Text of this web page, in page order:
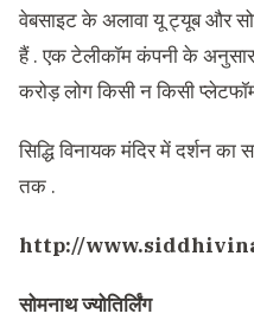
वेबसाइट के अलावा यू ट्यूब और
हैं . एक टेलीकॉम कंपनी के अनुसार
करोड़ लोग किसी न किसी
सिद्धि विनायक मंदिर में दर्शन
तक .
http://
सोमनाथ ज्योतिर्लिंग